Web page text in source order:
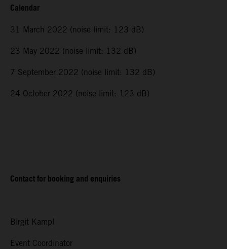
Calendar
31 March 2022 (noise limit: 123 dB)
23 May 2022 (noise limit: 132 dB)
7 September 2022 (noise limit: 132 dB)
24 October 2022 (noise limit: 123 dB)
Contact for booking and enquiries
Birgit Kampl
Event Coordinator